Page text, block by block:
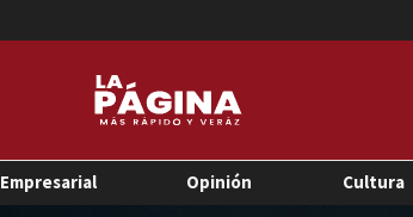
Empresarial Opinión Cultura